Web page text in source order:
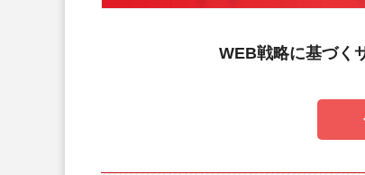
WEB戦略に基づく